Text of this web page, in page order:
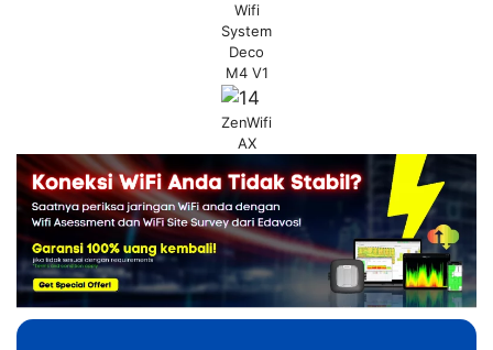
Wifi
System
Deco
M4 V1
ZenWifi
AX